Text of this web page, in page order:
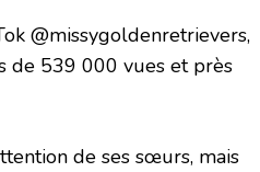
@missygoldenretrievers,
de 539 000 vues et près
de ses sœurs, mais